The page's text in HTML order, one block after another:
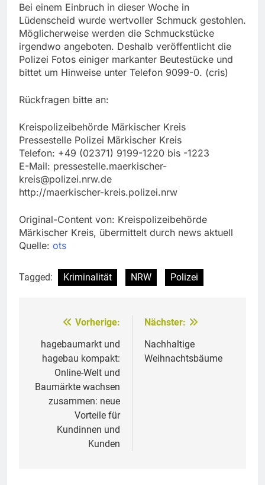
Bei einem Einbruch in dieser Woche in
Lüdenscheid wurde wertvoller Schmuck gestohlen.
Möglicherweise werden die Schmuckstücke
irgendwo angeboten. Deshalb veröffentlicht die
Polizei Fotos einiger markanter Beutestücke und
bittet um Hinweise unter Telefon 9099-0. (cris)
Rückfragen bitte an:
Kreispolizeibehörde Märkischer Kreis
Pressestelle Polizei Märkischer Kreis
Telefon: +49 (02371) 9199-1220 bis -1223
E-Mail: pressestelle.maerkischer-
kreis@polizei.nrw.de
http://maerkischer-kreis.polizei.nrw
Original-Content von: Kreispolizeibehörde
Märkischer Kreis, übermittelt durch news aktuell
Quelle: ots
Tagged: Kriminalität NRW Polizei
Beitragsnavigation
Vorherige:
hagebaumarkt und
hagebau kompakt:
Online-Welt und
Baumärkte wachsen
zusammen: neue
Vorteile für
Kundinnen und
Kunden
Nächster:
Nachhaltige
Weihnachtsbäume